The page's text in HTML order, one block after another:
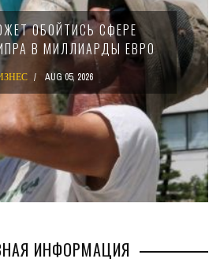
КИПРА ПЕРЕПИСАЛ ЗАКОН О
НАЛОГЕ ДЛЯ
МЕЖДУНАРОДНЫХ
КОМПАНИЙ
БИЗНЕС AUG 02, 2026
ИНФОРМАЦИЯ